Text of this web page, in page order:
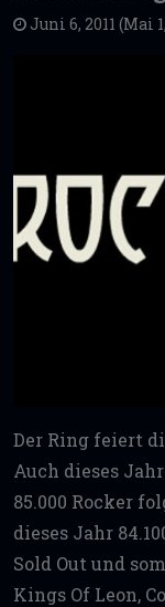
Juni 6, 2011 (Mai
Der Ring feiert
Auch dieses
85.000 Rocker
dieses Jahr
Sold Out und
Kings Of Leon,